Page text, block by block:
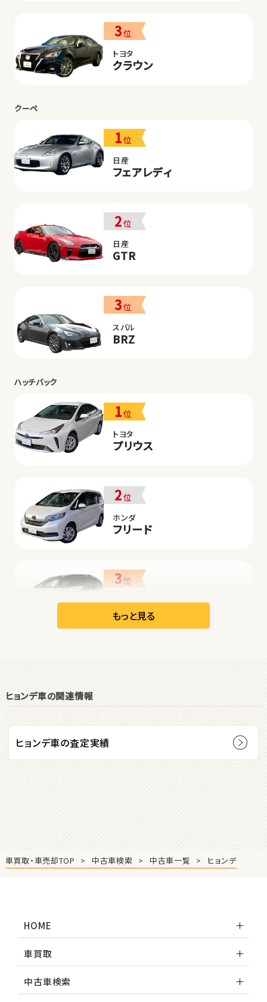
3位
トヨタ
クラウン
クーペ
1位
日産
フェアレディ
2位
日産
GTR
3位
スバル
BRZ
ハッチバック
1位
トヨタ
プリウス
2位
ホンダ
フリード
3位
日産
リーフ
ダイハツ
ステーションワゴン
レヴォーグ
もっと見る
ヒョンデ車の関連情報
ヒョンデ車の査定実績
車買取・車売却TOP 中古車検索 中古車一覧 ヒョンデ
HOME
車買取
中古車検索